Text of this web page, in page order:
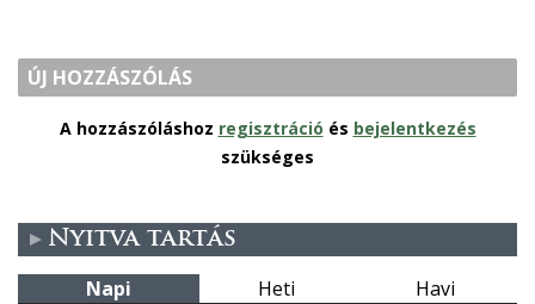
ÚJ HOZZÁSZÓLÁS
A hozzászóláshoz regisztráció és bejelentkezés
szükséges
Nyitva tartás
Napi Heti Havi